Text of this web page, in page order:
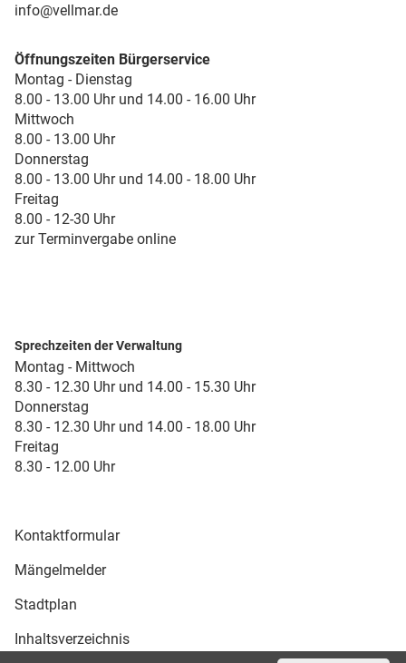
info@vellmar.de
Öffnungszeiten Bürgerservice
Montag - Dienstag
8.00 - 13.00 Uhr und 14.00 - 16.00 Uhr
Mittwoch
8.00 - 13.00 Uhr
Donnerstag
8.00 - 13.00 Uhr und 14.00 - 18.00 Uhr
Freitag
8.00 - 12-30 Uhr
zur Terminvergabe online
Sprechzeiten der Verwaltung
Montag - Mittwoch
8.30 - 12.30 Uhr und 14.00 - 15.30 Uhr
Donnerstag
8.30 - 12.30 Uhr und 14.00 - 18.00 Uhr
Freitag
8.30 - 12.00 Uhr
Kontaktformular
Mängelmelder
Stadtplan
Inhaltsverzeichnis